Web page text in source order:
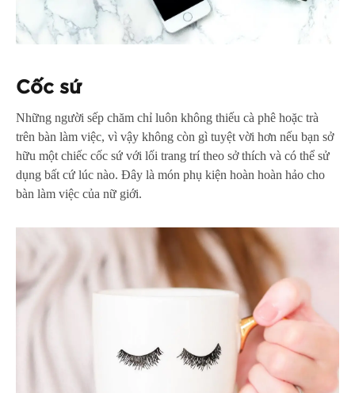
Cốc sứ
Những người sếp chăm chỉ luôn không thiếu cà phê hoặc trà
trên bàn làm việc, vì vậy không còn gì tuyệt vời hơn nếu bạn sở
hữu một chiếc cốc sứ với lối trang trí theo sở thích và có thể sử
dụng bất cứ lúc nào. Đây là món phụ kiện hoàn hoàn hảo cho
bàn làm việc của nữ giới.